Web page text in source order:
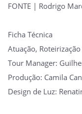
FONTE | Rodrigo
Ficha Técnica
Atuação,
Tour Manager:
Produção: Camila
Design de Luz: